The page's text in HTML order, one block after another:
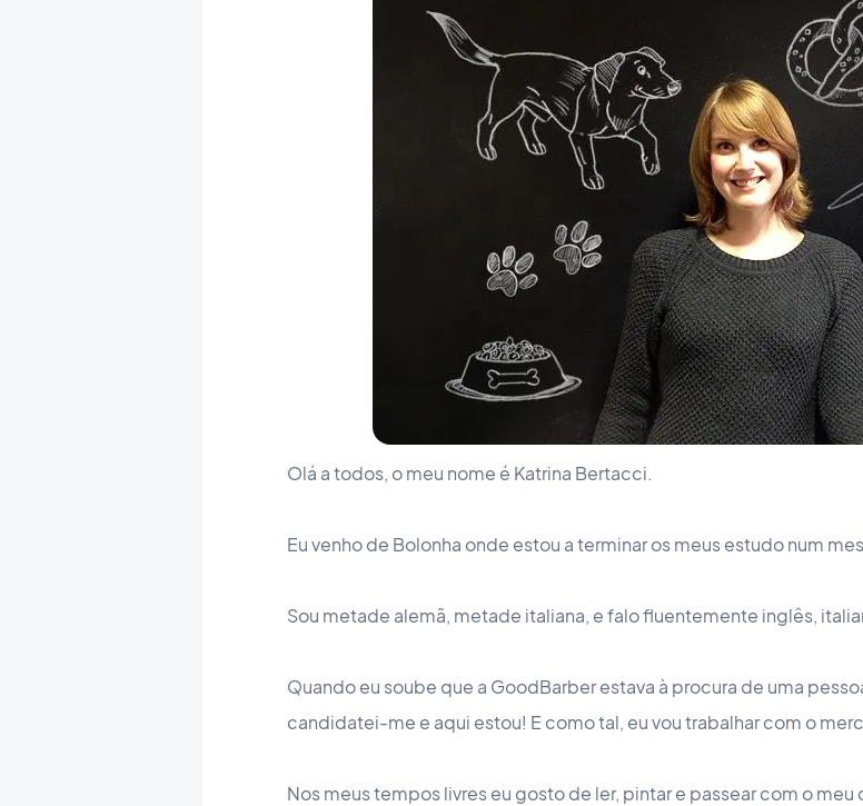
Olá a todos, o meu nome é Katrina Bertacci.
Eu venho de Bolonha onde estou a terminar os meus estudo num
Sou metade alemã, metade italiana, e falo fluentemente inglês,
Quando eu soube que a GoodBarber estava à procura de uma
candidatei-me e aqui estou! E como tal, eu vou trabalhar com o
Nos meus tempos livres eu gosto de ler, pintar e passear com o meu